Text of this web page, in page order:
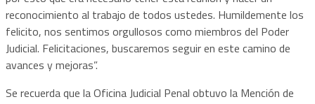
reconocimiento al trabajo de todos ustedes. Humildemente los
felicito, nos sentimos orgullosos como miembros del Poder
Judicial. Felicitaciones, buscaremos seguir en este camino de
avances y mejoras”.
Se recuerda que la Oficina Judicial Penal obtuvo la Mención de